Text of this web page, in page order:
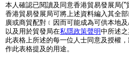
本人確認已閱讀及同意香港貿易發展局(“
香港貿易發展局可將上述資料編入其全
廣或商貿配對﹝因而可能成為可供本地
以及用於貿發局在私隱政策聲明中所述
此表格上所述的每一位人士同意及授權
作此表格提及的用途。